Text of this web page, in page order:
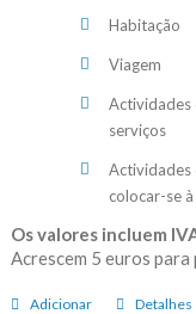
Habitação
Viagem
Actividades
serviços
Actividades
colocar-se
Os valores incluem
Acrescem 5 euros para
Adicionar Detalhes